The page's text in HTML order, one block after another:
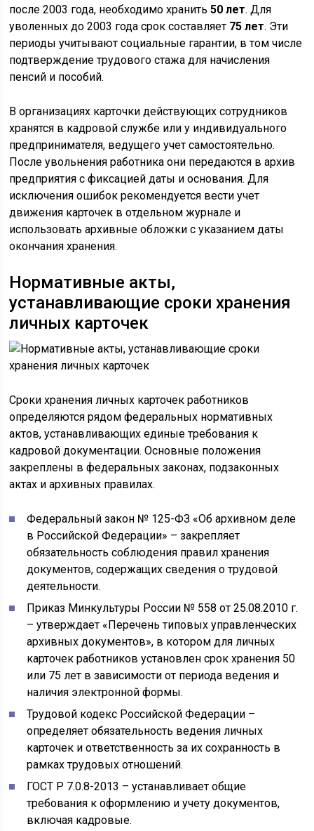
после 2003 года, необходимо хранить50 лет. Для
уволенных до 2003 года срок составляет 75 лет. Эти
периоды учитывают социальные гарантии, в том числе
подтверждение трудового стажа для начисления
пенсий и пособий.
В организациях карточки действующих сотрудников
хранятся в кадровой службе или у индивидуального
предпринимателя, ведущего учет самостоятельно.
После увольнения работника они передаются в архив
предприятия с фиксацией даты и основания. Для
исключения ошибок рекомендуется вести учет
движения карточек в отдельном журнале и
использовать архивные обложки с указанием даты
окончания хранения.
Нормативные акты,
устанавливающие сроки хранения
личных карточек
Сроки хранения личных карточек работников
определяются рядом федеральных нормативных
актов, устанавливающих единые требования к
кадровой документации. Основные положения
закреплены в федеральных законах, подзаконных
актах и архивных правилах.
Федеральный закон № 125-ФЗ «Об архивном деле
в Российской Федерации» – закрепляет
обязательность соблюдения правил хранения
документов, содержащих сведения о трудовой
деятельности.
Приказ Минкультуры России № 558 от 25.08.2010 г.
– утверждает «Перечень типовых управленческих
архивных документов», в котором для личных
карточек работников установлен срок хранения 50
или 75 лет в зависимости от периода ведения и
наличия электронной формы.
Трудовой кодекс Российской Федерации –
определяет обязательность ведения личных
карточек и ответственность за их сохранность в
рамках трудовых отношений.
ГОСТ Р 7.0.8-2013 – устанавливает общие
требования к оформлению и учету документов,
включая кадровые.